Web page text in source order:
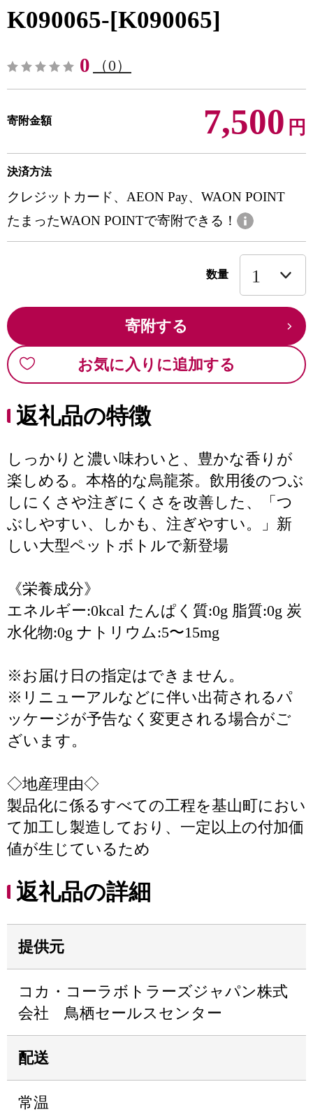
K090065-[K090065]
0 （0）
寄附金額 7,500 円
決済方法
クレジットカード、AEON Pay、WAON POINT
たまったWAON POINTで寄附できる！
数量
寄附する
お気に入りに追加する
返礼品の特徴
しっかりと濃い味わいと、豊かな香りが
楽しめる。本格的な烏龍茶。飲用後のつぶ
しにくさや注ぎにくさを改善した、「つ
ぶしやすい、しかも、注ぎやすい。」新
しい大型ペットボトルで新登場
《栄養成分》
エネルギー:0kcal たんぱく質:0g 脂質:0g 炭
水化物:0g ナトリウム:5〜15mg
※お届け日の指定はできません。
※リニューアルなどに伴い出荷されるパ
ッケージが予告なく変更される場合がご
ざいます。
◇地産理由◇
製品化に係るすべての工程を基山町におい
て加工し製造しており、一定以上の付加価
値が生じているため
返礼品の詳細
提供元
コカ・コーラボトラーズジャパン株式
会社 鳥栖セールスセンター
配送
常温